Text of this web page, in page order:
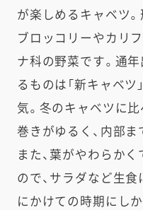
が楽しめるキャベツ
ブロッコリーやカリ
ナ科の野菜です。通
るものは「新キャベツ
気。冬のキャベツに
巻きがゆるく、内部
また、葉がやわらか
ので、サラダなど生
にかけての時期にし